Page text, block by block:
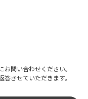
お問い合わせください。
させていただきます。